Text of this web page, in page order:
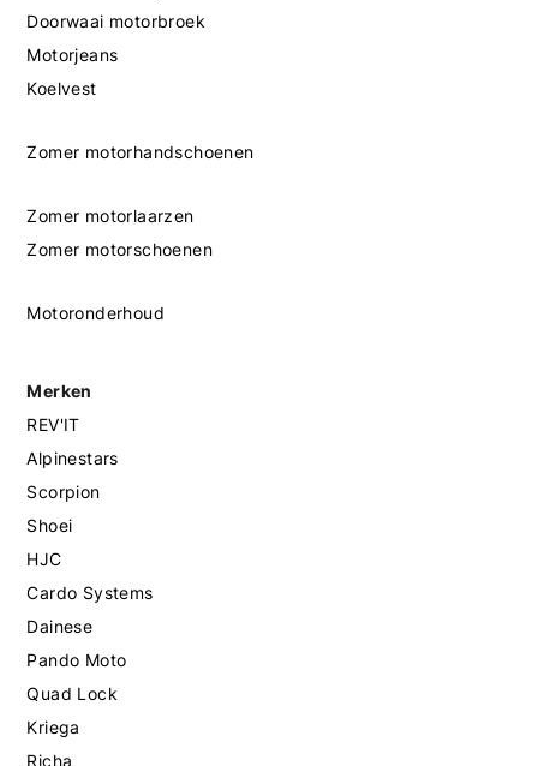
Doorwaai motorbroek
Motorjeans
Koelvest
Zomer motorhandschoenen
Zomer motorlaarzen
Zomer motorschoenen
Motoronderhoud
Merken
REV'IT
Alpinestars
Scorpion
Shoei
HJC
Cardo Systems
Dainese
Pando Moto
Quad Lock
Kriega
Richa